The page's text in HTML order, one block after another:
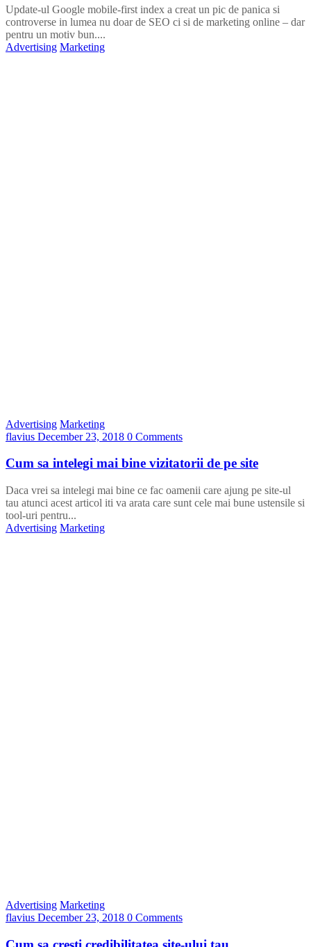
Update-ul Google mobile-first index a creat un pic de panica si
controverse in lumea nu doar de SEO ci si de marketing online – dar
pentru un motiv bun....
Advertising Marketing
Advertising Marketing
flavius December 23, 2018 0 Comments
Cum sa intelegi mai bine vizitatorii de pe site
Daca vrei sa intelegi mai bine ce fac oamenii care ajung pe site-ul
tau atunci acest articol iti va arata care sunt cele mai bune ustensile si
tool-uri pentru...
Advertising Marketing
Advertising Marketing
flavius December 23, 2018 0 Comments